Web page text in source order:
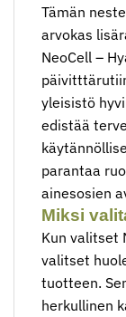
Tämän
arvokas
NeoCell –
yleisistö
edistää
parantaa
ainesosien
Miksi
Kun valitset
valitset
tuotteen.
herkullinen